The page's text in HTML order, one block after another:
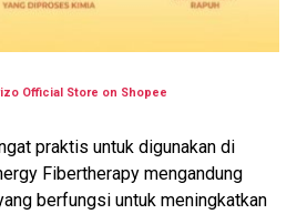
Official Store on Shopee
praktis untuk digunakan di
Fibertherapy mengandung
berfungsi untuk meningkatkan